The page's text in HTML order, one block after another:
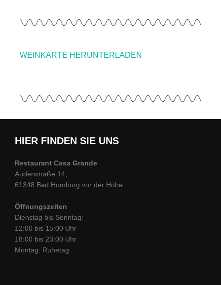
WEINKARTE HERUNTERLADEN
HIER FINDEN SIE UNS
Restaurant Casa Grande
Audenstraße 14,
61348 Bad Homburg vor der Höhe
Öffnungszeiten
Dienstag bis Sonntag:
12:00 bis 15:00 Uhr
18:00 bis 23:00 Uhr
Montag: Ruhetag